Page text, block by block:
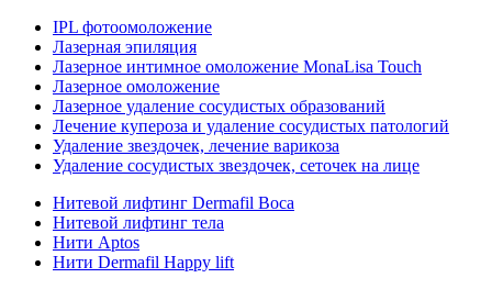
IPL фотоомоложение
Лазерная эпиляция
Лазерное интимное омоложение MonaLisa Touch
Лазерное омоложение
Лазерное удаление сосудистых образований
Лечение купероза и удаление сосудистых патологий
Удаление звездочек, лечение варикоза
Удаление сосудистых звездочек, сеточек на лице
Нитевой лифтинг Dermafil Boca
Нитевой лифтинг тела
Нити Aptos
Нити Dermafil Happy lift